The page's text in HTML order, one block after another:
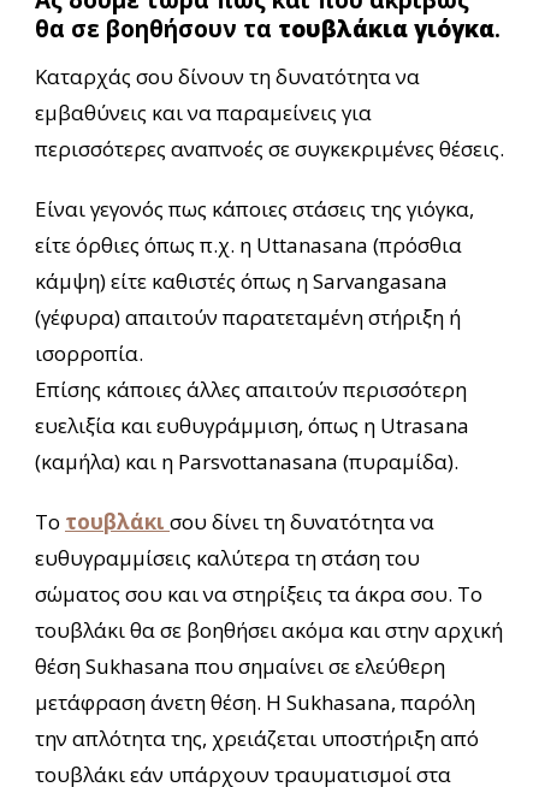
θα σε βοηθήσουν τα τουβλάκια γιόγκα.
Καταρχάς σου δίνουν τη δυνατότητα να
εμβαθύνεις και να παραμείνεις για
περισσότερες αναπνοές σε συγκεκριμένες θέσεις.
Είναι γεγονός πως κάποιες στάσεις της γιόγκα,
είτε όρθιες όπως π.χ. η Uttanasana (πρόσθια
κάμψη) είτε καθιστές όπως η Sarvangasana
(γέφυρα) απαιτούν παρατεταμένη στήριξη ή
ισορροπία.
Επίσης κάποιες άλλες απαιτούν περισσότερη
ευελιξία και ευθυγράμμιση, όπως η Utrasana
(καμήλα) και η Parsvottanasana (πυραμίδα).
Το τουβλάκι σου δίνει τη δυνατότητα να
ευθυγραμμίσεις καλύτερα τη στάση του
σώματος σου και να στηρίξεις τα άκρα σου. Το
τουβλάκι θα σε βοηθήσει ακόμα και στην αρχική
θέση Sukhasana που σημαίνει σε ελεύθερη
μετάφραση άνετη θέση. Η Sukhasana, παρόλη
την απλότητα της, χρειάζεται υποστήριξη από
τουβλάκι εάν υπάρχουν τραυματισμοί στα